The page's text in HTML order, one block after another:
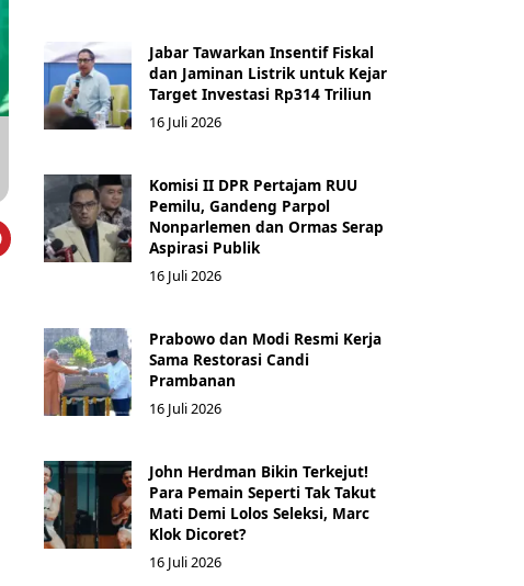
Jabar Tawarkan Insentif Fiskal
dan Jaminan Listrik untuk Kejar
Target Investasi Rp314 Triliun
16 Juli 2026
Komisi II DPR Pertajam RUU
Pemilu, Gandeng Parpol
Nonparlemen dan Ormas Serap
Aspirasi Publik
16 Juli 2026
Prabowo dan Modi Resmi Kerja
Sama Restorasi Candi
Prambanan
16 Juli 2026
John Herdman Bikin Terkejut!
Para Pemain Seperti Tak Takut
Mati Demi Lolos Seleksi, Marc
Klok Dicoret?
16 Juli 2026